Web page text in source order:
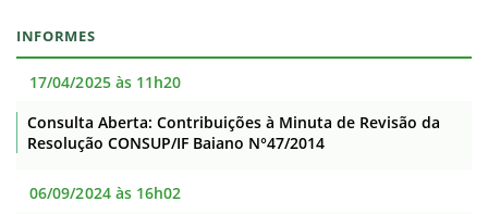
INFORMES
17/04/2025 às 11h20
Consulta Aberta: Contribuições à Minuta de Revisão da
Resolução CONSUP/IF Baiano N°47/2014
06/09/2024 às 16h02